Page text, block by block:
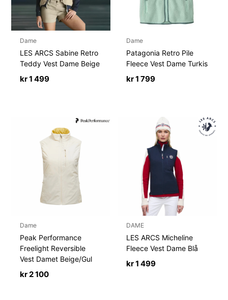
Dame
LES ARCS Sabine Retro
Teddy Vest Dame Beige
kr1 499
Dame
Patagonia Retro Pile
Fleece Vest Dame Turkis
kr1 799
Dame
Peak Performance
Freelight Reversible
Vest Damet Beige/Gul
kr2 100
DAME
LES ARCS Micheline
Fleece Vest Dame Blå
kr1 499